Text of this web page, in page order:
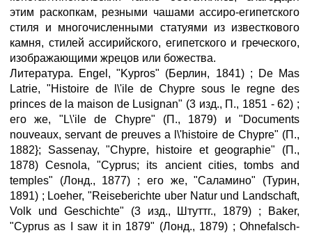
этим раскопкам, резными чашами ассиро-египетского
стиля и многочисленными статуями из известкового
камня, стилей ассирийского, египетского и греческого,
изображающими жрецов или божества.
Литература. Engel, "Kypros" (Берлин, 1841) ; De Mas
Latrie, "Histoire de l\'ile de Chypre sous le regne des
princes de la maison de Lusignan" (3 изд., П., 1851 - 62) ;
его же, "L\'ile de Chypre" (П., 1879) и "Documents
nouveaux, servant de preuves a l\'histoire de Chypre" (П.,
1882}; Sassenay, "Chypre, histoire et geographie" (П.,
1878) Cesnola, "Cyprus; its ancient cities, tombs and
temples" (Лонд., 1877) ; его же, "Cаламино" (Турин,
1891) ; Lоеher, "Reiseberichte uber Natur und Landschaft,
Volk und Geschichte" (3 изд., Штуттг., 1879) ; Baker,
"Cyprus as I saw it in 1879" (Лонд., 1879) ; Ohnefalsch-